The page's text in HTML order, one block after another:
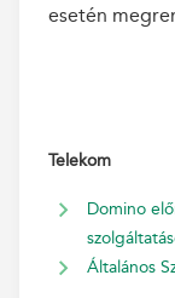
esetén
Telekom
Domino
Általános